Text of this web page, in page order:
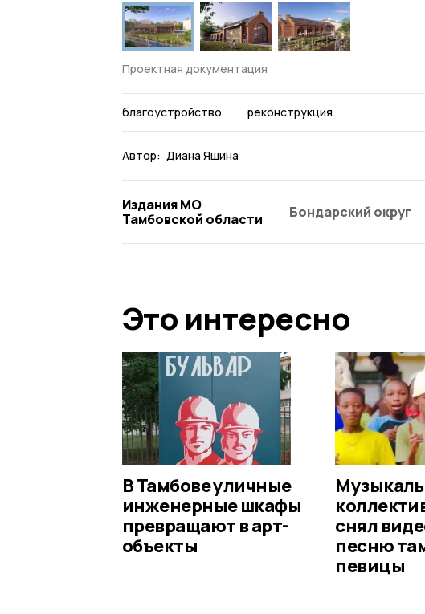
Проектная документация
благоустройство реконструкция
Автор: Диана Яшина
Издания МО
Тамбовской области
Бондарский округ
Это интересно
В Тамбове уличные
инженерные шкафы
превращают в арт-
объекты
снял
песню
певицы